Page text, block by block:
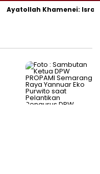
Ayatollah Khamenei: